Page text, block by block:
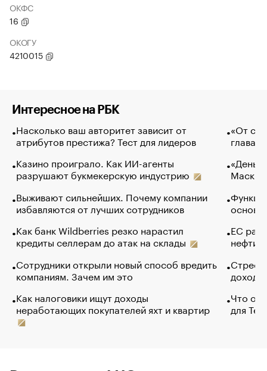
ОКФС
16
ОКОГУ
4210015
Интересное на РБК
Насколько ваш авторитет зависит от
атрибутов престижа? Тест для лидеров
Казино проиграло. Как ИИ-агенты
разрушают букмекерскую индустрию
Выживают сильнейших. Почему компании
избавляются от лучших сотрудников
Как банк Wildberries резко нарастил
кредиты селлерам до атак на склады
Сотрудники открыли новый способ вредить
компаниям. Зачем им это
Как налоговики ищут доходы
неработающих покупателей яхт и квартир
«От
глава
Маск в
основ
ЕС
нефти
Что
для